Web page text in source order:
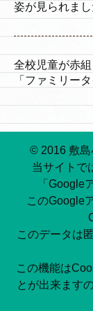
姿が見られまし
全校児童が赤
「ファミリー
© 2016 敷島
当サイトで
「Google
このGoogle
このデータは
この機能は
とが出来ます